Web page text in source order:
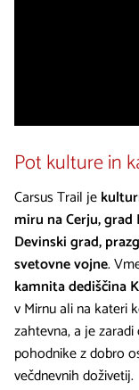
Pot kulture in
Carsus Trail je
miru na Cerju,
Devinski grad,
svetovne vojne.
kamnita dediščina
v Mirnu ali na kateri
zahtevna, a je
pohodnike z dobro
večdnevnih doživetij.